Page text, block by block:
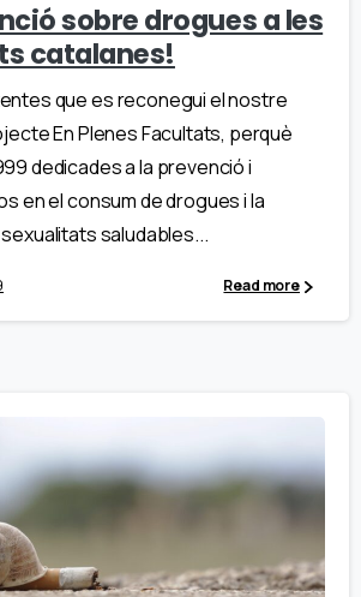
sobre drogues a les
catalanes!
que es reconegui el nostre
En Plenes Facultats, perquè
dedicades a la prevenció i
en el consum de drogues i la
saludables...
Read more